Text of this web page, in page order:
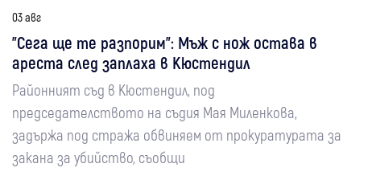
03 авг
"Сега ще те разпорим": Мъж с нож остава в
ареста след заплаха в Кюстендил
Районният съд в Кюстендил, под
председателството на съдия Мая Миленкова,
задържа под стража обвиняем от прокуратурата за
закана за убийство, съобщи